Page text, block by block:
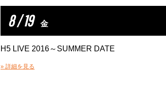
8 / 19 金
H5 LIVE 2016～SUMMER DATE
» 詳細を見る